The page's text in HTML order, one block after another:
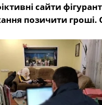
сайти
позичити